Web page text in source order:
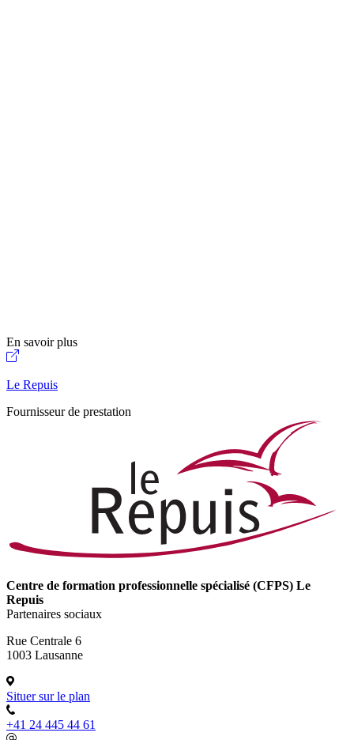
En savoir plus
Le Repuis
Fournisseur de prestation
Centre de formation professionnelle spécialisé (CFPS) Le
Repuis
Partenaires sociaux
Rue Centrale 6
1003 Lausanne
Situer sur le plan
+41 24 445 44 61